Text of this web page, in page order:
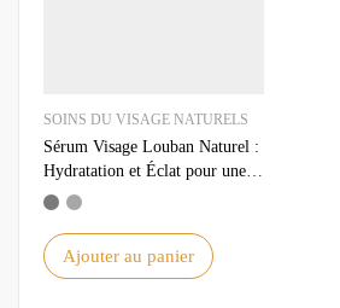
SOINS DU VISAGE NATURELS
Sérum Visage Louban Naturel :
Hydratation et Éclat pour une
Peau Parfaite
Ajouter au panier